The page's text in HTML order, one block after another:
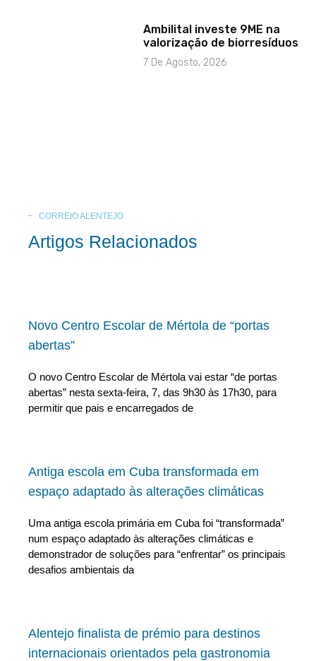
Ambilital investe 9ME na
valorização de biorresíduos
7 De Agosto, 2026
CORREIO ALENTEJO
Artigos Relacionados
Novo Centro Escolar de Mértola de “portas
abertas”
O novo Centro Escolar de Mértola vai estar “de portas
abertas” nesta sexta-feira, 7, das 9h30 às 17h30, para
permitir que pais e encarregados de
Antiga escola em Cuba transformada em
espaço adaptado às alterações climáticas
Uma antiga escola primária em Cuba foi “transformada”
num espaço adaptado às alterações climáticas e
demonstrador de soluções para “enfrentar” os principais
desafios ambientais da
Alentejo finalista de prémio para destinos
internacionais orientados pela gastronomia